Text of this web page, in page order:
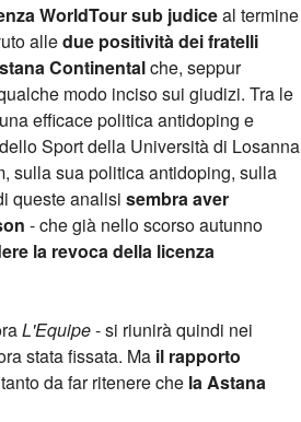
WorldTour sub judiceal termine
alledue positività dei fratelli
Continentalche, seppur
modo inciso sui giudizi. Tra le
efficace politica antidoping e
Sport della Università di Losanna
sulla sua politica antidoping, sulla
queste analisi sembra aver
- che già nello scorso autunno
la revoca della licenza
L'Equipe- si riunirà quindi nei
stata fissata. Ma il rapporto
da far ritenere che la Astana